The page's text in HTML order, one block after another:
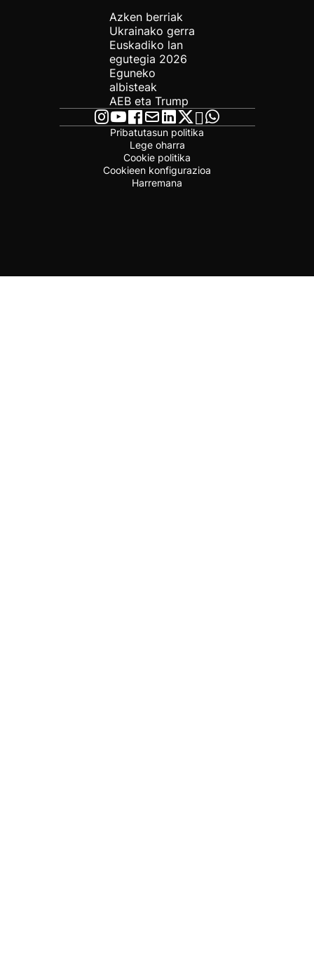
Azken berriak
Ukrainako gerra
Euskadiko lan
egutegia 2026
Eguneko
albisteak
AEB eta Trump
Pribatutasun politika
Lege oharra
Cookie politika
Cookieen konfigurazioa
Harremana